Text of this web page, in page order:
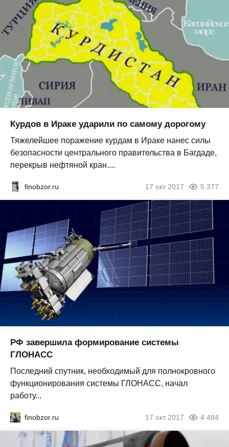
Курдов в Ираке ударили по самому дорогому
Тяжелейшее поражение курдам в Ираке нанес силы
безопасности центрального правительства в Багдаде,
перекрыв нефтяной кран....
finobzor.ru 17 окт 2017 5 377
РФ завершила формирование системы
ГЛОНАСС
Последний спутник, необходимый для полнокровного
функционирования системы ГЛОНАСС, начал
работу...
finobzor.ru 17 окт 2017 4 484